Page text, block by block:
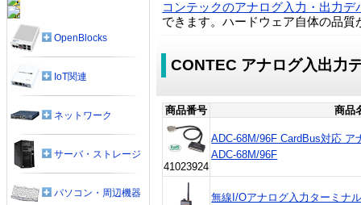
コンテックのアナログ入力・出力デ
できます。ハードウェア自体の品
CONTEC アナログ入出力
商品番号 商品
41023924
ADC-68M/96F CardBus対応
ADC-68M/96F
無線I/Oアナログ入力ターミナ
OpenBlocks
IoT関連
ネットワーク
サーバ・ストレージ
パソコン・周辺機器